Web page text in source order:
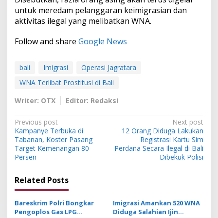
untuk meredam pelanggaran keimigrasian dan
aktivitas ilegal yang melibatkan WNA.
Follow and share Google News
bali Imigrasi
Operasi Jagratara
WNA Terlibat Prostitusi di Bali
Writer: OTX
Editor: Redaksi
P
o
s
t
n
a
v
Previous post
Kampanye Terbuka di
Tabanan, Koster Pasang
Target Kemenangan 80
Persen
Next post
12 Orang Diduga Lakukan
Registrasi Kartu Sim
Perdana Secara Ilegal di Bali
Dibekuk Polisi
Related Posts
Bareskrim Polri Bongkar
Pengoplos Gas LPG
Imigrasi Amankan 520 WNA
Diduga Salahian Ijin